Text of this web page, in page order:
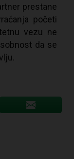
prestane
početi
vezu ne
da se